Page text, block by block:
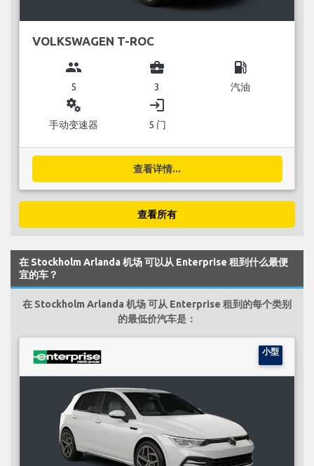
VOLKSWAGEN T-ROC
group
5
business_center
3
local_gas_station
汽油
miscellaneous_services
手动变速器
login
5 门
查看详情...
查看所有
在 Stockholm Arlanda 机场 可以从 Enterprise 租到什么最便
宜的车？
在 Stockholm Arlanda 机场 可从 Enterprise 租到的每个类别
的最低价汽车是：
小型